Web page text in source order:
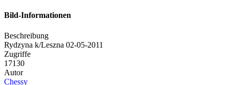
Bild-Informationen
Beschreibung
Rydzyna k/Leszna 02-05-2011
Zugriffe
17130
Autor
Chessy